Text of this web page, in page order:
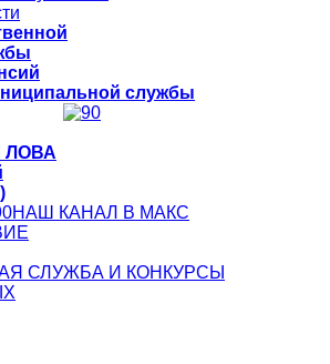
службы
ЛОВА
НАШ КАНАЛ В МАКС
СЛУЖБА И КОНКУРСЫ